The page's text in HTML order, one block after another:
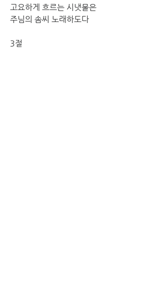
고요하게 흐르는 시냇물은
주님의 솜씨 노래하도다
3절